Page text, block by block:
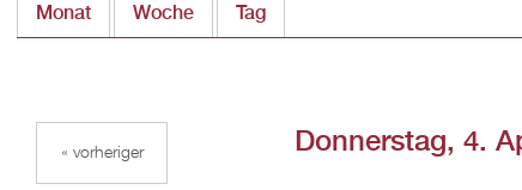
Monat Woche Tag(aktiver Reiter)
Donnerstag, 4.
« vorheriger